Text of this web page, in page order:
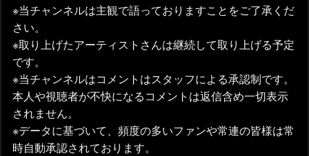
※当チャンネルは主観で語っておりますことをご了承くだ
さい。
※取り上げたアーティストさんは継続して取り上げる予定
です。
※当チャンネルはコメントはスタッフによる承認制です。
本人や視聴者が不快になるコメントは返信含め一切表示
されません。
※データに基づいて、頻度の多いファンや常連の皆様は常
時自動承認されております。